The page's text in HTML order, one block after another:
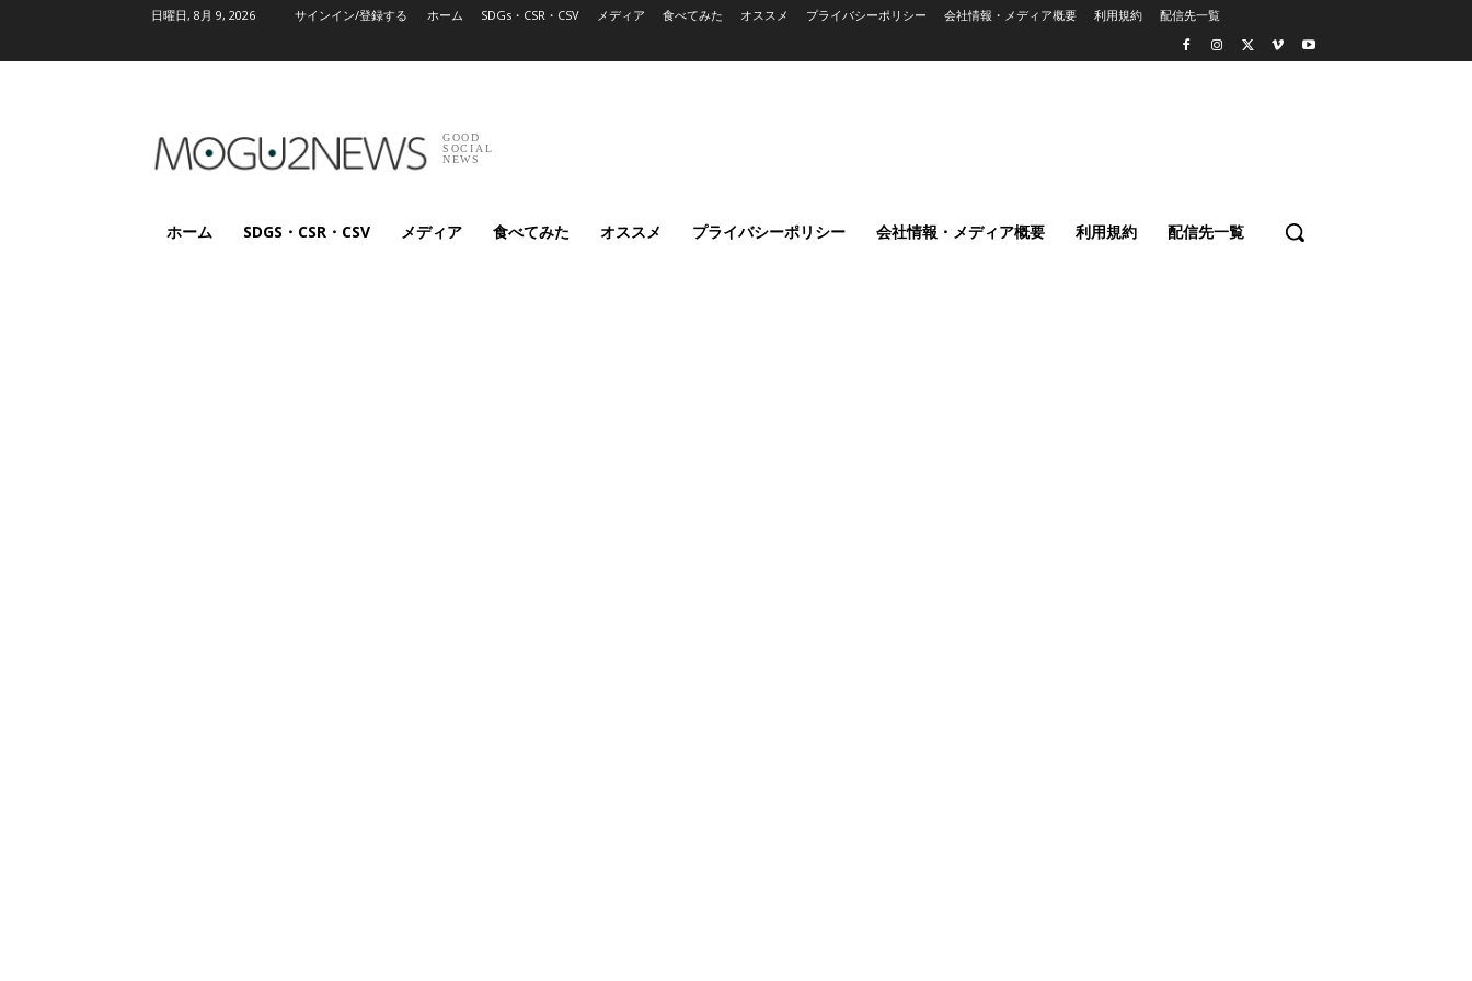
日曜日, 8月 9, 2026 サインイン/登録する ホーム SDGs・CSR・CSV メディア 食べてみた オススメ プライバシーポリシー 会社情報・メディア概要 利用規約 配信先一覧
GOOD
SOCIAL
NEWS
ホーム SDGS・CSR・CSV メディア 食べてみた オススメ プライバシーポリシー 会社情報・メディア概要 利用規約 配信先一覧